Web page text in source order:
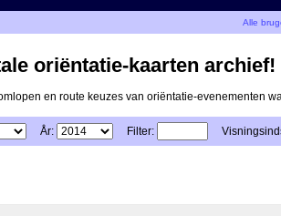
Alle
oriëntatie-kaarten archief!
en route keuzes van oriëntatie-evenementen
År: Filter: